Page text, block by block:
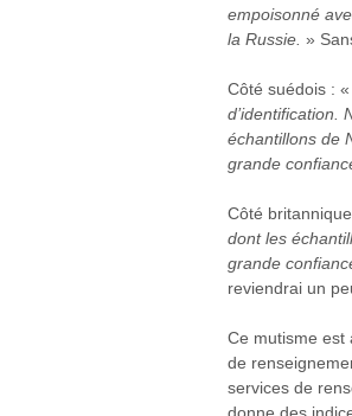
empoisonné
la Russie. »
Côté suédois : «
d’identification.
échantillons de
grande
Côté
dont les
grande
reviendrai un
Ce mutisme est
de
services de
donne des